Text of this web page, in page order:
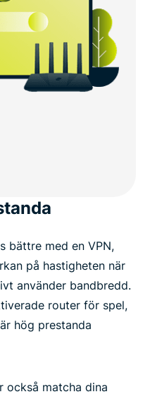
bättre med en VPN,
på hastigheten när
använder bandbredd.
router för spel,
hög prestanda
också matcha dina